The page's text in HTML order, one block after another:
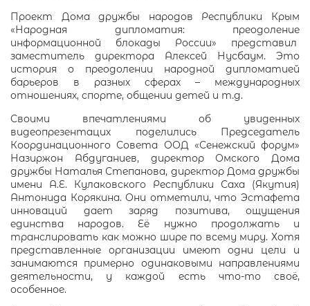
Проект Дома дружбы народов Республики Крым
«Народная дипломатия: преодоление
информационной блокады России» представил
заместитель директора Алексей Нусбаум. Это
история о преодолении народной дипломатией
барьеров в разных сферах – международных
отношениях, спорте, общении детей и т.д.
Своими впечатлениями об увиденных
видеопрезентацих поделились Председатель
Координационного Совета ООД «Сенежский форум»
Назиржон Абдуганиев, директор Омского Дома
дружбы Наталья Степанова, директор Дома дружбы
имени А.Е. Кулаковского Республики Саха (Якутия)
Антонида Корякина. Они отметили, что Эстафета
инноваций дает заряд позитива, ощущения
единства народов. Её нужно продолжать и
транслировать как можно шире по всему миру. Хотя
представленные организации имеют одни цели и
занимаются примерно одинаковыми направлениями
деятельности, у каждой есть что-то своё,
особенное.